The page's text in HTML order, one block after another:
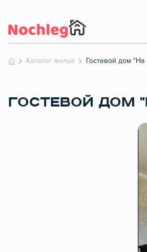
Каталог жилья Гостевой дом
ГОСТЕВОЙ ДОМ